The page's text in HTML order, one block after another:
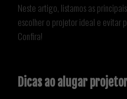
Neste artigo, listamos as
escolher o projetor ideal e evitar
Confira!
Dicas ao alugar